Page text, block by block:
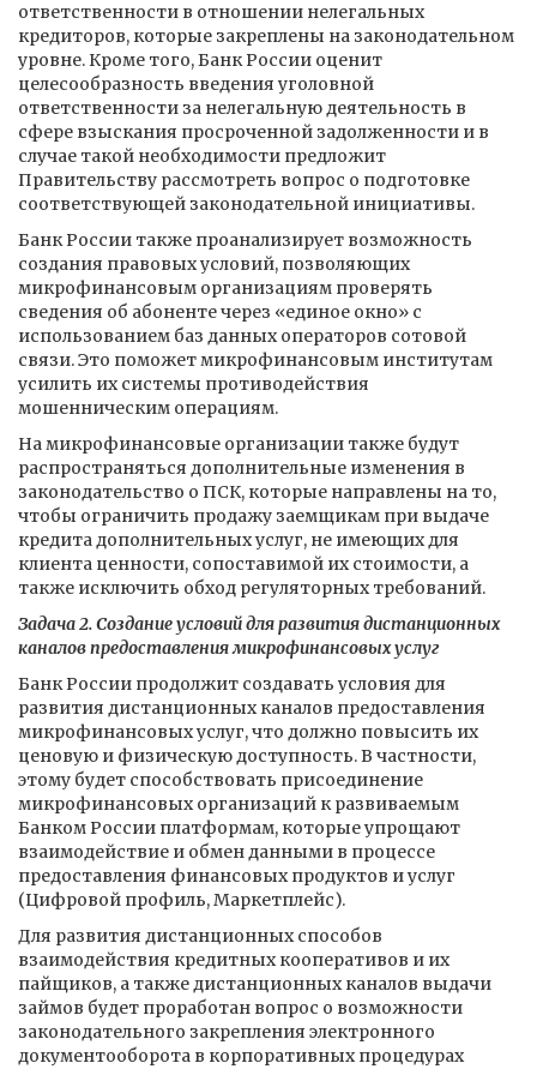
ответственности в отношении нелегальных
кредиторов, которые закреплены на законодательном
уровне. Кроме того, Банк России оценит
целесообразность введения уголовной
ответственности за нелегальную деятельность в
сфере взыскания просроченной задолженности и в
случае такой необходимости предложит
Правительству рассмотреть вопрос о подготовке
соответствующей законодательной инициативы.
Банк России также проанализирует возможность
создания правовых условий, позволяющих
микрофинансовым организациям проверять
сведения об абоненте через «единое окно» с
использованием баз данных операторов сотовой
связи. Это поможет микрофинансовым институтам
усилить их системы противодействия
мошенническим операциям.
На микрофинансовые организации также будут
распространяться дополнительные изменения в
законодательство о ПСК, которые направлены на то,
чтобы ограничить продажу заемщикам при выдаче
кредита дополнительных услуг, не имеющих для
клиента ценности, сопоставимой их стоимости, а
также исключить обход регуляторных требований.
Задача 2. Создание условий для развития дистанционных
каналов предоставления микрофинансовых услуг
Банк России продолжит создавать условия для
развития дистанционных каналов предоставления
микрофинансовых услуг, что должно повысить их
ценовую и физическую доступность. В частности,
этому будет способствовать присоединение
микрофинансовых организаций к развиваемым
Банком России платформам, которые упрощают
взаимодействие и обмен данными в процессе
предоставления финансовых продуктов и услуг
(Цифровой профиль, Маркетплейс).
Для развития дистанционных способов
взаимодействия кредитных кооперативов и их
пайщиков, а также дистанционных каналов выдачи
займов будет проработан вопрос о возможности
законодательного закрепления электронного
документооборота в корпоративных процедурах